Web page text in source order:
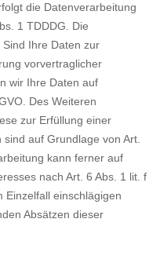
die Datenverarbeitung
1 TDDDG. Die
Ihre Daten zur
vorvertraglicher
wir Ihre Daten auf
Des Weiteren
zur Erfüllung einer
auf Grundlage von Art.
kann ferner auf
nach Art. 6 Abs. 1 lit. f
Einzelfall einschlägigen
Absätzen dieser